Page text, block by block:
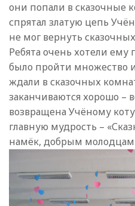
они попали в сказочные
спрятал златую цепь
не мог вернуть
Ребята очень хотели ему
было пройти множество
ждали в сказочных
заканчиваются хорошо –
возвращена Учёному
главную мудрость –
намёк, добрым молодцам